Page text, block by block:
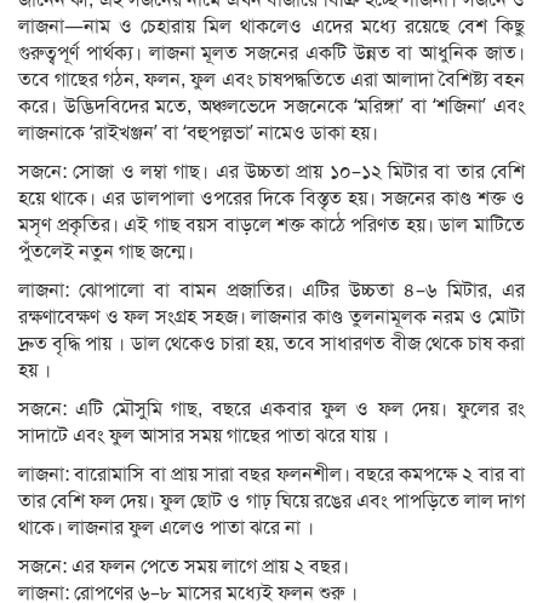
লাজনা—নাম ও চেহারায় মিল থাকলেও এদের মধ্যে রয়েছে বেশ কিছু
গুরুত্বপূর্ণ পার্থক্য। লাজনা মূলত সজনের একটি উন্নত বা আধুনিক জাত।
তবে গাছের গঠন, ফলন, ফুল এবং চাষপদ্ধতিতে এরা আলাদা বৈশিষ্ট্য বহন
করে। উদ্ভিদবিদের মতে, অঞ্চলভেদে সজনেকে ‘মরিঙ্গা’ বা ‘শজিনা’ এবং
লাজনাকে ‘রাইখঞ্জন’ বা ‘বহুপল্লভা’ নামেও ডাকা হয়।
সজনে: সোজা ও লম্বা গাছ। এর উচ্চতা প্রায় ১০–১২ মিটার বা তার বেশি
হয়ে থাকে। এর ডালপালা ওপরের দিকে বিস্তৃত হয়। সজনের কাণ্ড শক্ত ও
মসৃণ প্রকৃতির। এই গাছ বয়স বাড়লে শক্ত কাঠে পরিণত হয়। ডাল মাটিতে
পুঁতলেই নতুন গাছ জন্মে।
লাজনা: ঝোপালো বা বামন প্রজাতির। এটির উচ্চতা ৪–৬ মিটার, এর
রক্ষণাবেক্ষণ ও ফল সংগ্রহ সহজ। লাজনার কাণ্ড তুলনামূলক নরম ও মোটা
দ্রুত বৃদ্ধি পায় । ডাল থেকেও চারা হয়, তবে সাধারণত বীজ থেকে চাষ করা
হয় ।
সজনে: এটি মৌসুমি গাছ, বছরে একবার ফুল ও ফল দেয়। ফুলের রং
সাদাটে এবং ফুল আসার সময় গাছের পাতা ঝরে যায় ।
লাজনা: বারোমাসি বা প্রায় সারা বছর ফলনশীল। বছরে কমপক্ষে ২ বার বা
তার বেশি ফল দেয়। ফুল ছোট ও গাঢ় ঘিয়ে রঙের এবং পাপড়িতে লাল দাগ
থাকে। লাজনার ফুল এলেও পাতা ঝরে না ।
সজনে: এর ফলন পেতে সময় লাগে প্রায় ২ বছর।
লাজনা: রোপণের ৬–৮ মাসের মধ্যেই ফলন শুরু ।